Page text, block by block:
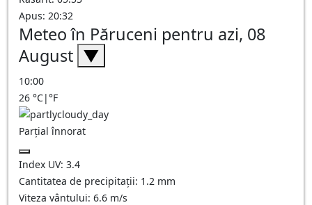
Apus: 20:32
Meteo în Păruceni pentru azi, 08
August ▼
10:00
26 °C|°F
Parțial înnorat
Index UV: 3.4
Cantitatea de precipitații: 1.2 mm
Viteza vântului: 6.6 m/s